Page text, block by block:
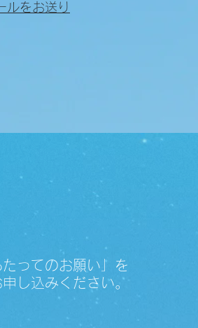
ルをお送り
ってのお願い」を
し込みください。